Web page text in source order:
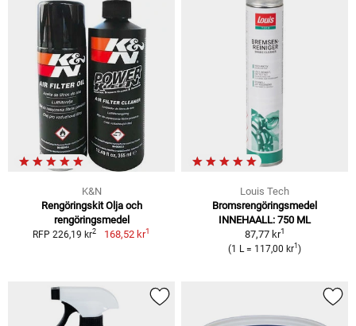
K&N
Rengöringskit Olja och
rengöringsmedel
RFP 226,19 kr2 168,52 kr1
Louis Tech
Bromsrengöringsmedel
INNEHAALL: 750 ML
87,77 kr1
(1 L = 117,00 kr1 )